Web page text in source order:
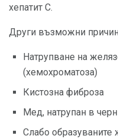
хепатит С.
Други възможни
Натрупване на
(хемохроматоза)
Кистозна фиброза
Мед, натрупан в
Слабо